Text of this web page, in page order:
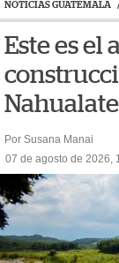
NOTICIAS GUATEMALA
Este es el
Por Susana Manai
07 de agosto de 2026,